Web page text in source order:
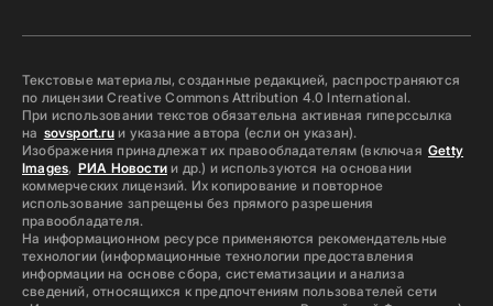
Текстовые материалы, созданные редакцией, распространяются
по лицензии Creative Commons Attribution 4.0 International.
При использовании текстов обязательна активная гиперссылка
на sovsport.ruи указание автора (если он указан).
Изображения принадлежат их правообладателям (включая Getty
Images, РИА Новостии др.) и используются на основании
коммерческих лицензий. Их копирование и повторное
использование запрещены без прямого разрешения
правообладателя.
На информационном ресурсе применяются рекомендательные
технологии (информационные технологии предоставления
информации на основе сбора, систематизации и анализа
сведений, относящихся к предпочтениям пользователей сети